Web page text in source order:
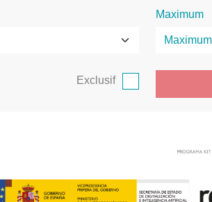
Maximum
Exclusif